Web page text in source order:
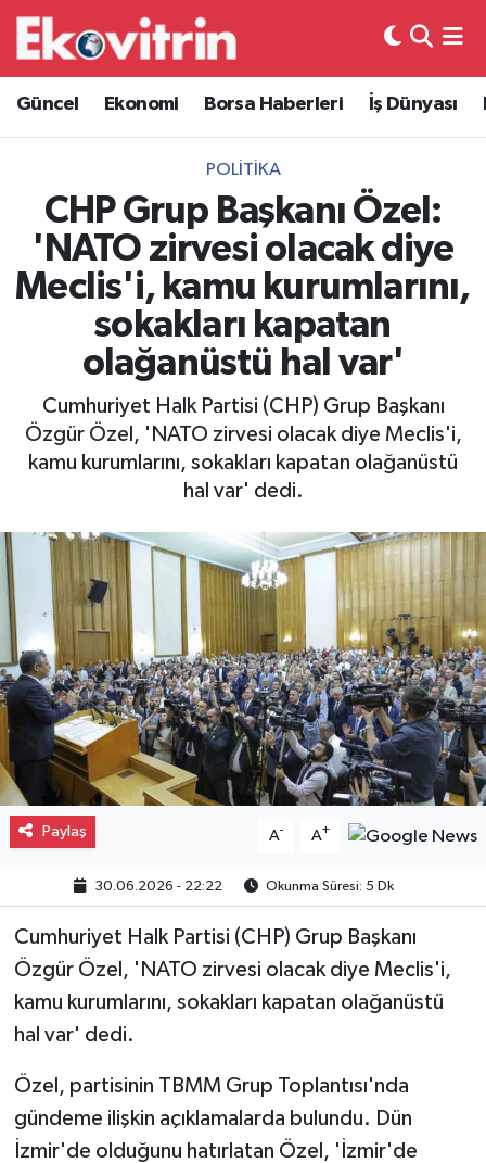
Güncel Ekonomi Borsa Haberleri İş Dünyası
POLITIKA
CHP Grup Başkanı Özel:
'NATO zirvesi olacak diye
Meclis'i, kamu kurumlarını,
sokakları kapatan
olağanüstü hal var'
Cumhuriyet Halk Partisi (CHP) Grup Başkanı
Özgür Özel, 'NATO zirvesi olacak diye Meclis'i,
kamu kurumlarını, sokakları kapatan olağanüstü
hal var' dedi.
Paylaş A- A+
30.06.2026 - 22:22 Okunma Süresi: 5 Dk
Cumhuriyet Halk Partisi (CHP) Grup Başkanı
Özgür Özel, 'NATO zirvesi olacak diye Meclis'i,
kamu kurumlarını, sokakları kapatan olağanüstü
hal var' dedi.
Özel, partisinin TBMM Grup Toplantısı'nda
gündeme ilişkin açıklamalarda bulundu. Dün
İzmir'de olduğunu hatırlatan Özel, 'İzmir'de
Güncel
Ekonomi
Borsa Haberleri
İş Dünyası
Lojistik
Otovitrin
Asayiş
Magazin
Spor
Eğitim
Hava Durumu
Trafik Durumu
Süper Lig Puan Durumu ve Fikstür
Tüm Manşetler
Son Dakika Haberleri
Haber Arşivi